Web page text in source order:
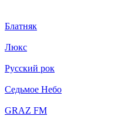
Блатняк
Люкс
Русский рок
Седьмое Небо
GRAZ FM